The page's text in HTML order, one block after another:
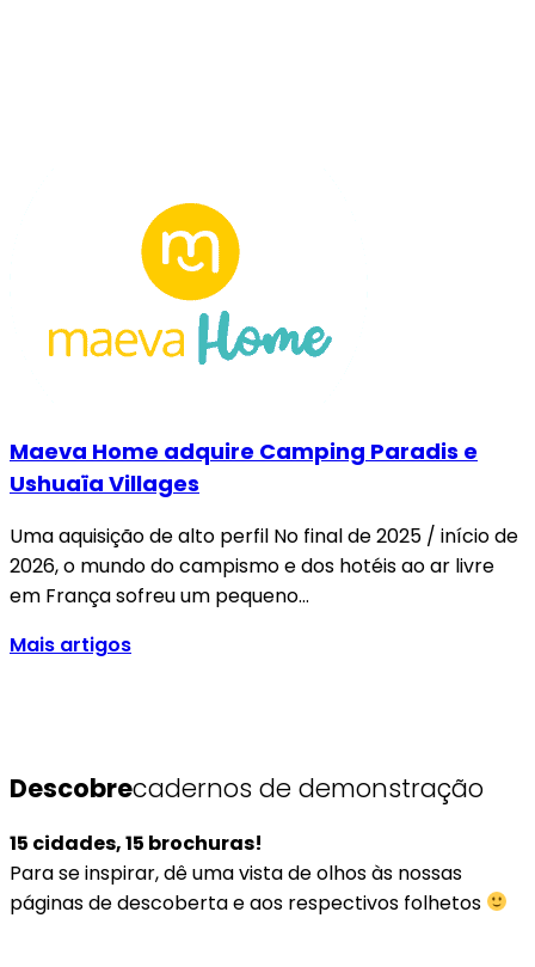
Maeva Home adquire Camping Paradis e
Ushuaïa Villages
Uma aquisição de alto perfil No final de 2025 / início de
2026, o mundo do campismo e dos hotéis ao ar livre
em França sofreu um pequeno…
Mais artigos
Descobrecadernos de demonstração
15 cidades, 15 brochuras!
Para se inspirar, dê uma vista de olhos às nossas
páginas de descoberta e aos respectivos folhetos